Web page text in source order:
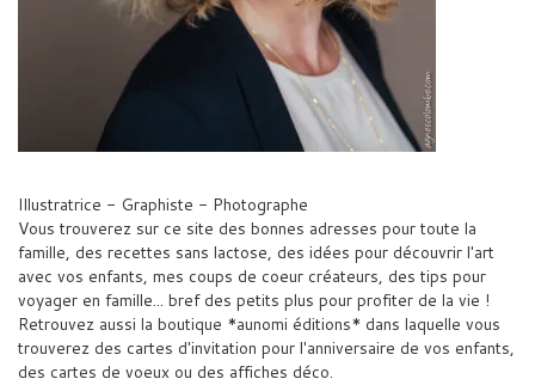
Illustratrice - Graphiste - Photographe
Vous trouverez sur ce site des bonnes adresses pour toute la
famille, des recettes sans lactose, des idées pour découvrir l'art
avec vos enfants, mes coups de coeur créateurs, des tips pour
voyager en famille... bref des petits plus pour profiter de la vie !
Retrouvez aussi la boutique *aunomi éditions* dans laquelle vous
trouverez des cartes d'invitation pour l'anniversaire de vos enfants,
des cartes de voeux ou des affiches déco.